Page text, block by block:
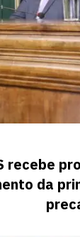
recebe
da